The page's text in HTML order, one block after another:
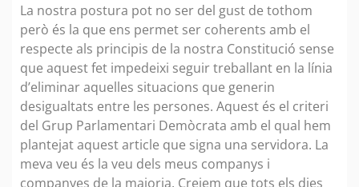
La nostra postura pot no ser del gust de tothom
però és la que ens permet ser coherents amb el
respecte als principis de la nostra Constitució sense
que aquest fet impedeixi seguir treballant en la línia
d’eliminar aquelles situacions que generin
desigualtats entre les persones. Aquest és el criteri
del Grup Parlamentari Demòcrata amb el qual hem
plantejat aquest article que signa una servidora. La
meva veu és la veu dels meus companys i
companyes de la majoria. Creiem que tots els dies